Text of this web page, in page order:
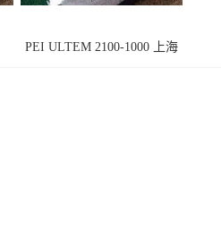
PEI ULTEM 2100-1000 上海